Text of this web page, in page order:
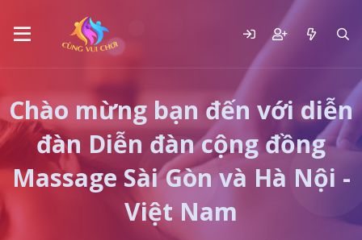
Chào mừng bạn đến với diễn
đàn Diễn đàn cộng đồng
Massage Sài Gòn và Hà Nội -
Việt Nam